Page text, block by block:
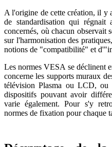
A l'origine de cette création, il y
de standardisation qui régnait
concernés, où chacun observait
sur l'harmonisation des
notions de "compatibilité" et
Les normes VESA se déclinent
concerne les supports muraux
télévision Plasma ou LCD, ou
dispositifs pouvant avoir
varie également. Pour s'y
normes de fixation pour chaque